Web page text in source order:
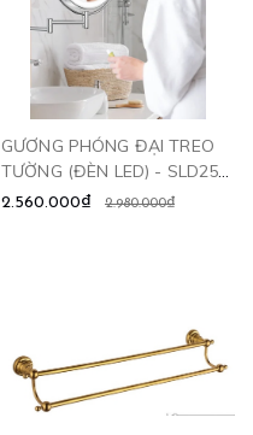
GƯƠNG PHÓNG ĐẠI TREO
TƯỜNG (ĐÈN LED) - SLD256
CLEANMAX
2.560.000₫ 2.980.000₫